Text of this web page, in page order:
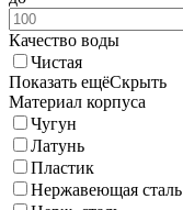
Качество воды
Чистая
Показать ещёСкрыть
Материал корпуса
Чугун
Латунь
Пластик
Нержавеющая сталь